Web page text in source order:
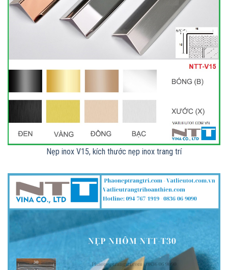
Nẹp inox V15, kích thước nẹp inox trang trí